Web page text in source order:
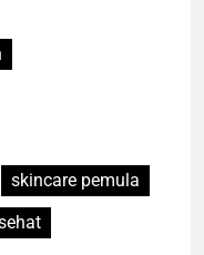
skincare pemula